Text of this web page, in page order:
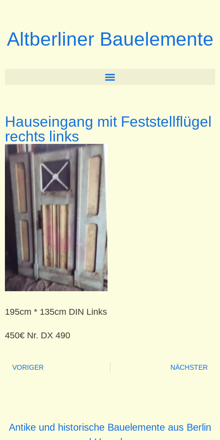
Altberliner Bauelemente
Hauseingang mit Feststellflügel
rechts links
195cm * 135cm DIN Links
450€ Nr. DX 490
VORIGER NÄCHSTER
Antike und historische Bauelemente aus Berlin